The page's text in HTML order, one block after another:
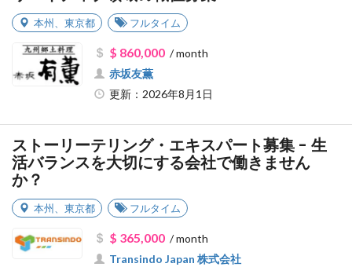
本州 東京都 フルタイム
$ 860,000/ month
赤坂友薫
更新：2026年8月1日
ストーリーテリング・エキスパート募集 - 生
活バランスを大切にする会社で働きません
か？
本州 東京都 フルタイム
$ 365,000/ month
Transindo Japan 株式会社